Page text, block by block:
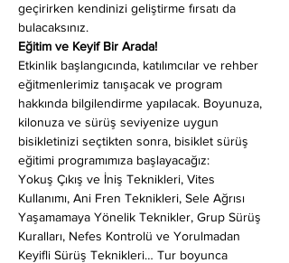
geçirirken kendinizi geliştirme fırsatı da
bulacaksınız.
Eğitim ve Keyif Bir Arada!
Etkinlik başlangıcında, katılımcılar ve rehber
eğitmenlerimiz tanışacak ve program
hakkında bilgilendirme yapılacak. Boyunuza,
kilonuza ve sürüş seviyenize uygun
bisikletinizi seçtikten sonra, bisiklet sürüş
eğitimi programımıza başlayacağız:
Yokuş Çıkış ve İniş Teknikleri, Vites
Kullanımı, Ani Fren Teknikleri, Sele Ağrısı
Yaşamamaya Yönelik Teknikler, Grup Sürüş
Kuralları, Nefes Kontrolü ve Yorulmadan
Keyifli Sürüş Teknikleri… Tur boyunca